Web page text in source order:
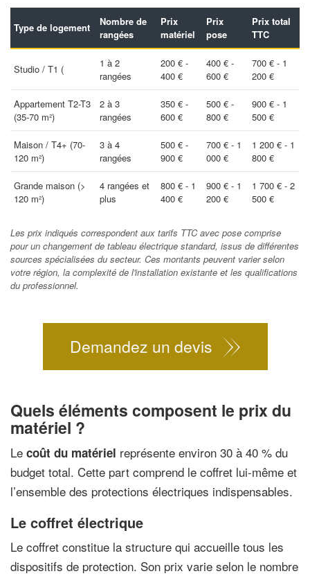
Type de logement
Nombre de
rangées
Prix
matériel
Prix
pose
Prix total
TTC
Studio / T1 (
1 à 2
rangées
200 € -
400 €
400 € -
600 €
700 € - 1
200 €
Appartement T2-T3
(35-70 m²)
2 à 3
rangées
350 € -
600 €
500 € -
800 €
900 € - 1
500 €
Maison / T4+ (70-
120 m²)
3 à 4
rangées
500 € -
900 €
700 € - 1
000 €
1 200 € - 1
800 €
Grande maison (>
120 m²)
4 rangées et
plus
800 € - 1
400 €
900 € - 1
200 €
1 700 € - 2
500 €
Les prix indiqués correspondent aux tarifs TTC avec pose comprise
pour un changement de tableau électrique standard, issus de différentes
sources spécialisées du secteur. Ces montants peuvent varier selon
votre région, la complexité de l'installation existante et les qualifications
du professionnel.
Demandez un devis
Quels éléments composent le prix du
matériel ?
Le coût du matériel représente environ 30 à 40 % du
budget total. Cette part comprend le coffret lui-même et
l’ensemble des protections électriques indispensables.
Le coffret électrique
Le coffret constitue la structure qui accueille tous les
dispositifs de protection. Son prix varie selon le nombre